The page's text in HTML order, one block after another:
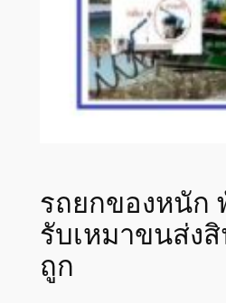
รถยกของหนัก
รับเหมาขนส่ง
ถูก